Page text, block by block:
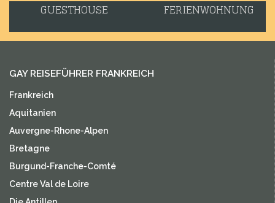
GUESTHOUSE FERIENWOHNUNG
GAY REISEFÜHRER FRANKREICH
Frankreich
Aquitanien
Auvergne-Rhone-Alpen
Bretagne
Burgund-Franche-Comté
Centre Val de Loire